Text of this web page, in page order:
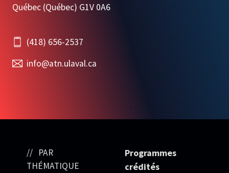
Québec (Québec) G1V 0A6
(418) 656-2537
info@atn.ulaval.ca
PAR
THÉMATIQUE
Programmes
crédités